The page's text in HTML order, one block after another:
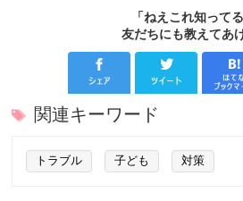
「ねえこれ知ってる
友だちにも教えてあ
関連キーワード
トラブル 子ども 対策